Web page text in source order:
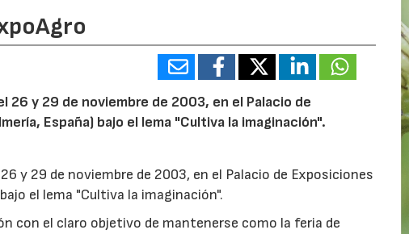
26 y 29 de noviembre de 2003, en el Palacio de
España) bajo el lema "Cultiva la imaginación".
y 29 de noviembre de 2003, en el Palacio de Exposiciones
el lema "Cultiva la imaginación".
con el claro objetivo de mantenerse como la feria de